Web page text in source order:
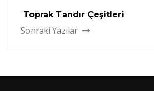
Toprak Tandır Çeşitleri
Sonraki Yazılar